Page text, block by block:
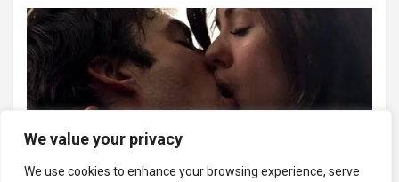
We value your privacy
We use cookies to enhance your browsing experience, serve